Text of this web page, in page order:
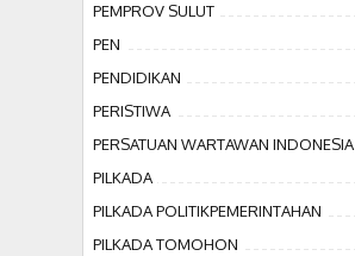
PEMPROV SULUT
PEN
PENDIDIKAN
PERISTIWA
PERSATUAN WARTAWAN INDONESIA
PILKADA
PILKADA POLITIKPEMERINTAHAN
PILKADA TOMOHON